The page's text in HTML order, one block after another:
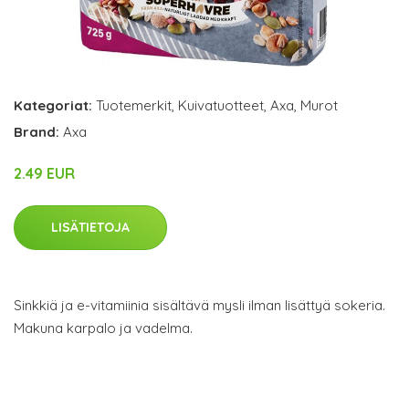
Kategoriat: Tuotemerkit, Kuivatuotteet, Axa, Murot
Brand: Axa
2.49 EUR
LISÄTIETOJA
Sinkkiä ja e-vitamiinia sisältävä mysli ilman lisättyä sokeria.
Makuna karpalo ja vadelma.